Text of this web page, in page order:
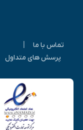
تماس با ما
پرسش های متداول